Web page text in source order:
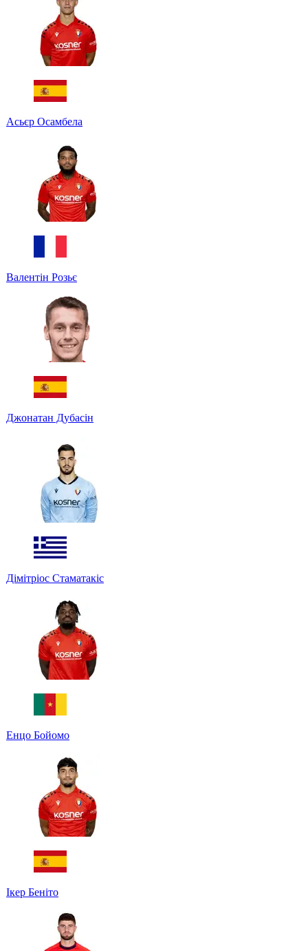
Асьєр Осамбела
Валентін Розьє
Джонатан Дубасін
Дімітріос Стаматакіс
Енцо Бойомо
Ікер Беніто